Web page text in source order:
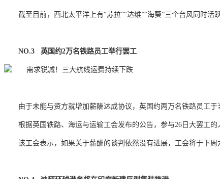
截至目前，西北太平洋上有“苏拉”“达维”“海葵”三个台风同时活
NO.3 英国约2万名铁路员工举行罢工
由于未能与资方就增加薪酬达成协议，英国约两万名铁路员工
根据英国铁路、海运与运输工会发布的公告，参与26日大罢工
该工会表示，如果关于薪酬的谈判依然没有进展，工会将于下周